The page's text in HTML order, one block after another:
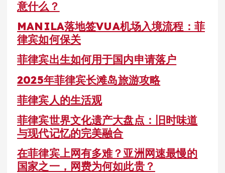
意什么？
MANILA落地签VUA机场入境流程：菲
律宾如何保关
菲律宾出生如何用于国内申请落户
2025年菲律宾长滩岛旅游攻略
菲律宾人的生活观
菲律宾世界文化遗产大盘点：旧时味道
与现代记忆的完美融合
在菲律宾上网有多难？亚洲网速最慢的
国家之一，网费为何如此贵？